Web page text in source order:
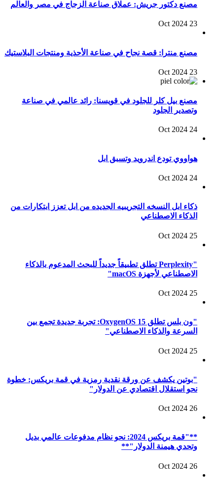
مصنع دكتور جريش: عملاق صناعة الزجاج في مصر والعالم
23 Oct 2024
مصنع منترا: قصة نجاح في صناعة الأحذية ومنتجات البلاستيك
23 Oct 2024
مصنع بيل كلر للجلود في قويسنا: رائد عالمي في صناعة
وتصدير الجلود
24 Oct 2024
هواووي تودع اندرويد وتسبق ابل
24 Oct 2024
ذكاء ابل النسخه التجريبيه الجديده من ابل تعزز ابتكارات من
الذكاء الاصطناعي
25 Oct 2024
"Perplexity تطلق تطبيقاً جديداً للبحث المدعوم بالذكاء
الاصطناعي لأجهزة macOS"
25 Oct 2024
"ون بلس تطلق OxygenOS 15: تجربة جديدة تجمع بين
السرعة والذكاء الاصطناعي"
25 Oct 2024
"بوتين يكشف عن ورقة نقدية رمزية في قمة بريكس: خطوة
نحو استقلال اقتصادي عن الدولار"
26 Oct 2024
**"قمة بريكس 2024: نحو نظام مدفوعات عالمي بديل
وتحدي هيمنة الدولار"**
26 Oct 2024